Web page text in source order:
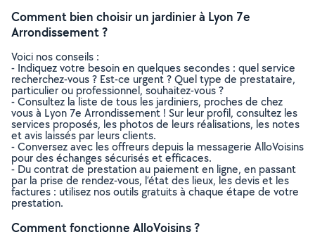
Comment bien choisir un jardinier à Lyon 7e
Arrondissement ?
Voici nos conseils :
- Indiquez votre besoin en quelques secondes : quel service
recherchez-vous ? Est-ce urgent ? Quel type de prestataire,
particulier ou professionnel, souhaitez-vous ?
- Consultez la liste de tous les jardiniers, proches de chez
vous à Lyon 7e Arrondissement ! Sur leur profil, consultez les
services proposés, les photos de leurs réalisations, les notes
et avis laissés par leurs clients.
- Conversez avec les offreurs depuis la messagerie AlloVoisins
pour des échanges sécurisés et efficaces.
- Du contrat de prestation au paiement en ligne, en passant
par la prise de rendez-vous, l’état des lieux, les devis et les
factures : utilisez nos outils gratuits à chaque étape de votre
prestation.
Comment fonctionne AlloVoisins ?